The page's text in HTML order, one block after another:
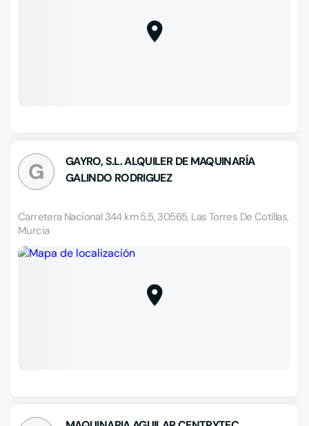
G
GAYRO, S.L. ALQUILER DE MAQUINARÍA
GALINDO RODRIGUEZ
Carretera Nacional 344 km 5,5, 30565, Las Torres De Cotillas,
Murcia